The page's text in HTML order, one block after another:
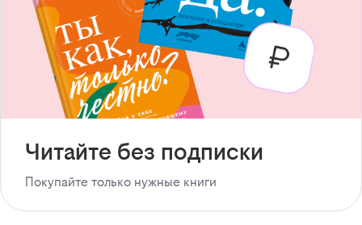
Читайте без подписки
Покупайте только нужные книги